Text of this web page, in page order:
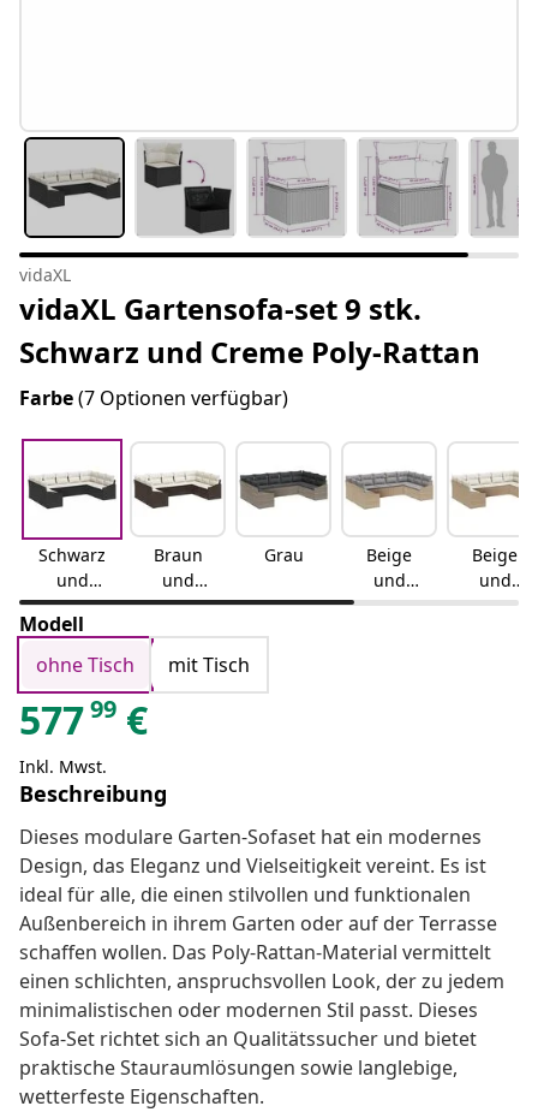
vidaXL
vidaXL Gartensofa-set 9 stk.
Schwarz und Creme Poly-Rattan
Farbe(7 Optionen verfügbar)
Schwarz
und
Weiß
Braun
und
Weiß
Grau
Beige
und
Hellgrau
Beige
und
Weiß
Modell
ohne Tisch
mit Tisch
57799 €
Inkl. Mwst.
Beschreibung
Dieses modulare Garten-Sofaset hat ein modernes
Design, das Eleganz und Vielseitigkeit vereint. Es ist
ideal für alle, die einen stilvollen und funktionalen
Außenbereich in ihrem Garten oder auf der Terrasse
schaffen wollen. Das Poly-Rattan-Material vermittelt
einen schlichten, anspruchsvollen Look, der zu jedem
minimalistischen oder modernen Stil passt. Dieses
Sofa-Set richtet sich an Qualitätssucher und bietet
praktische Stauraumlösungen sowie langlebige,
wetterfeste Eigenschaften.